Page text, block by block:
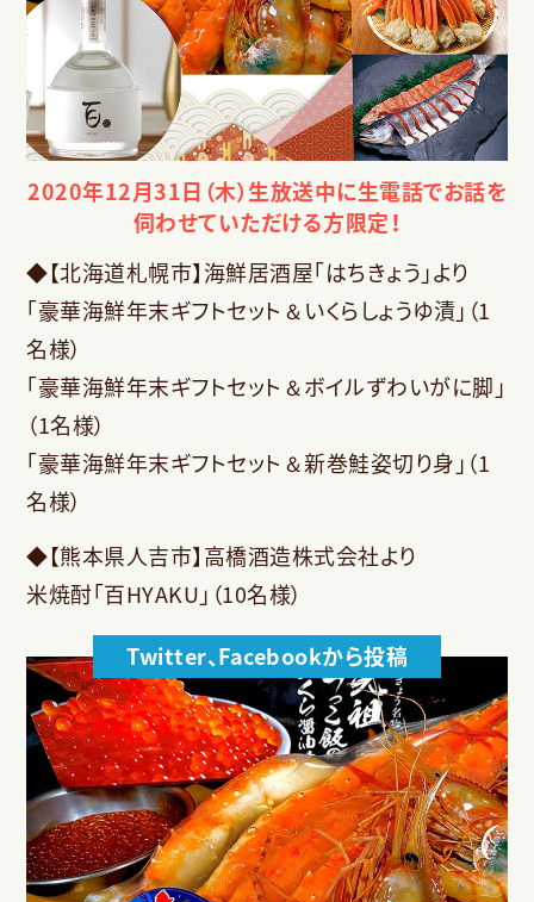
2020年12月31日（木）生放送中に生電話でお話を
伺わせていただける方限定！
◆【北海道札幌市】海鮮居酒屋「はちきょう」より
「豪華海鮮年末ギフトセット＆いくらしょうゆ漬」（1
名様）
「豪華海鮮年末ギフトセット＆ボイルずわいがに脚」
（1名様）
「豪華海鮮年末ギフトセット＆新巻鮭姿切り身」（1
名様）
◆【熊本県人吉市】高橋酒造株式会社より
米焼酎「百HYAKU」（10名様）
Twitter、Facebookから投稿